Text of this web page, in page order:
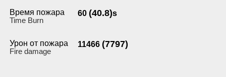
Время пожара
Time Burn
60 (40.8)s
Урон от пожара
Fire damage
11466 (7797)